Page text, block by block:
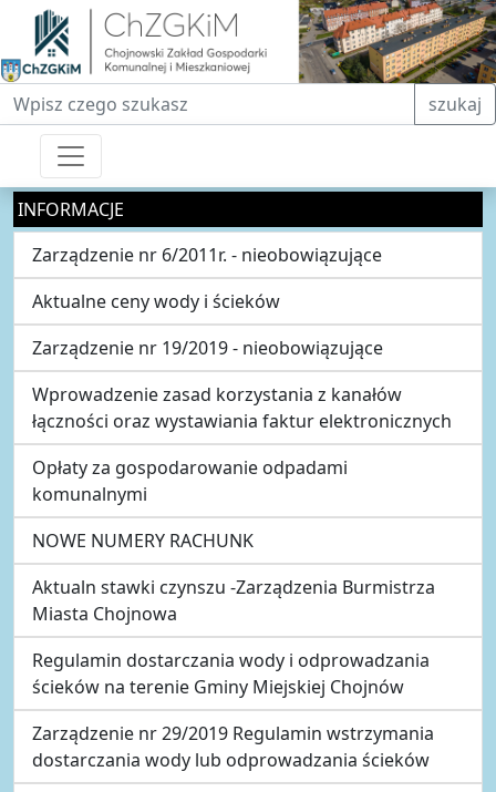
Fraza do wyszukiwania szukaj
INFORMACJE
Zarządzenie nr 6/2011r. - nieobowiązujące
Aktualne ceny wody i ścieków
Zarządzenie nr 19/2019 - nieobowiązujące
Wprowadzenie zasad korzystania z kanałów
łączności oraz wystawiania faktur elektronicznych
Opłaty za gospodarowanie odpadami
komunalnymi
NOWE NUMERY RACHUNK
Aktualn stawki czynszu -Zarządzenia Burmistrza
Miasta Chojnowa
Regulamin dostarczania wody i odprowadzania
ścieków na terenie Gminy Miejskiej Chojnów
Zarządzenie nr 29/2019 Regulamin wstrzymania
dostarczania wody lub odprowadzania ścieków